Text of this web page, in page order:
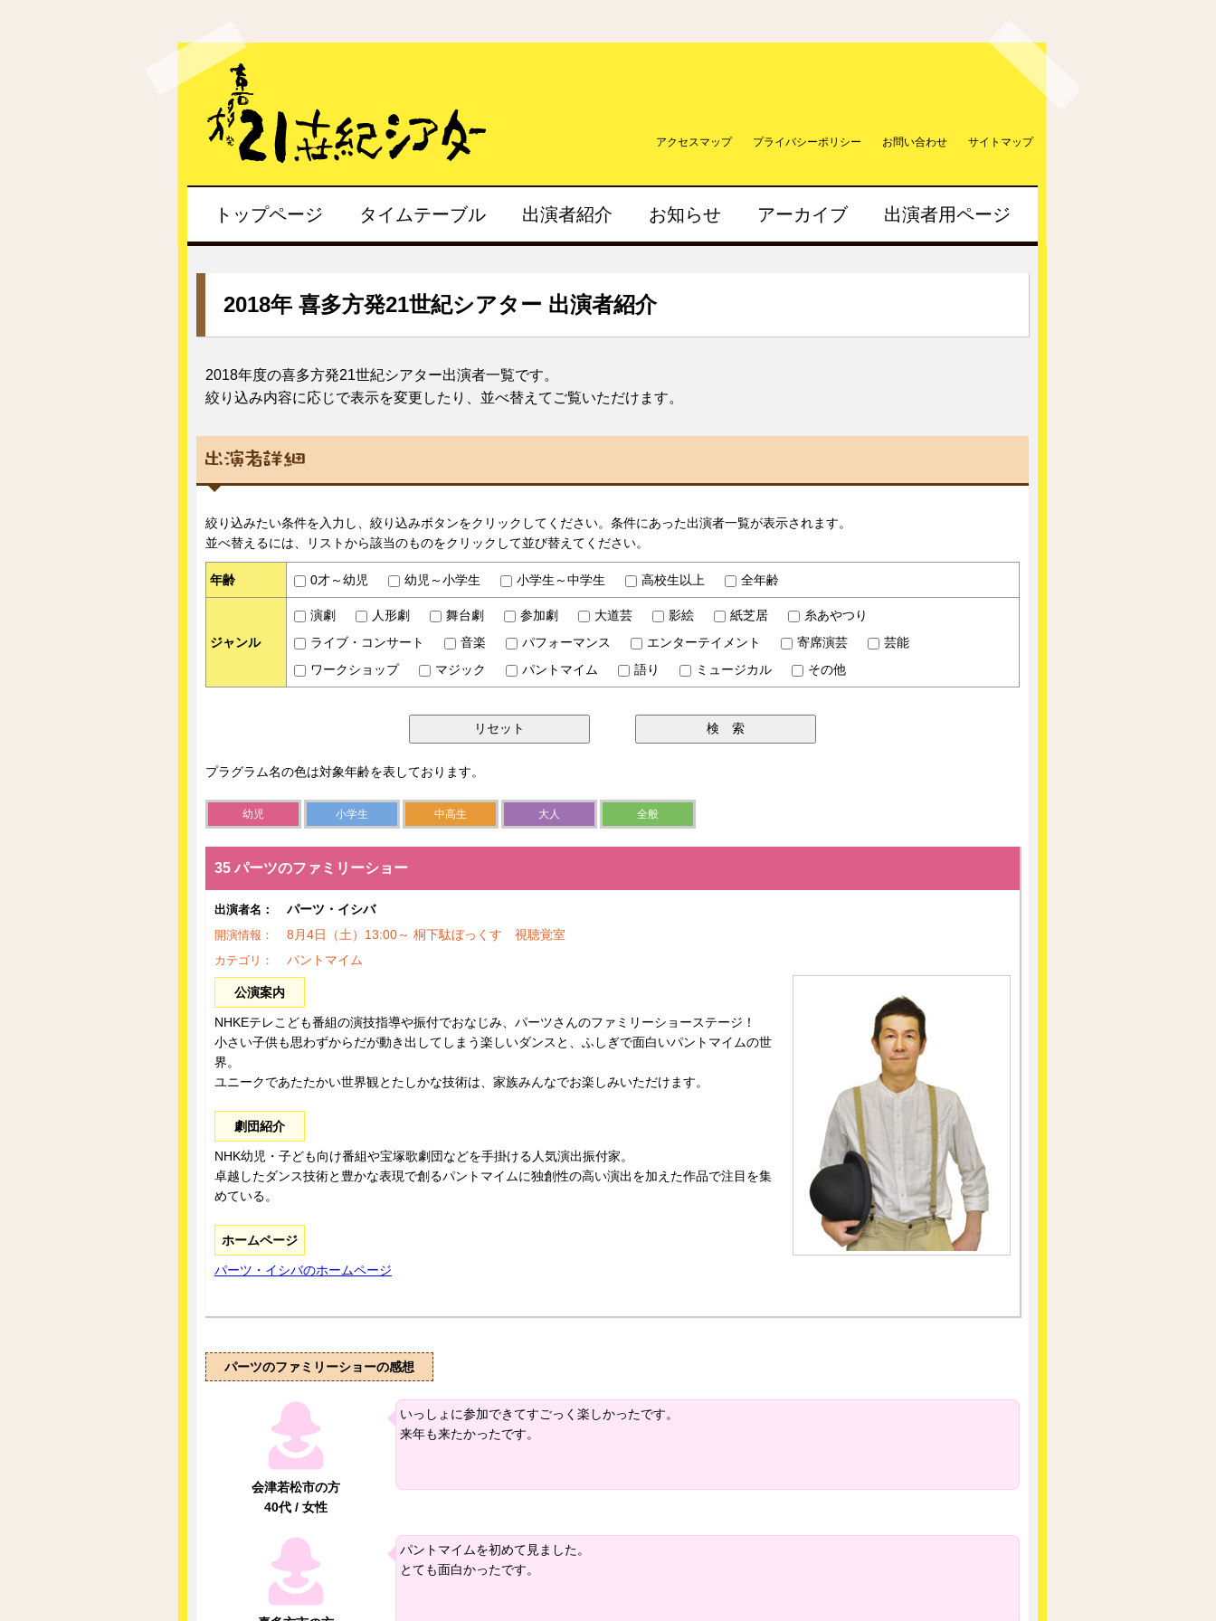
アクセスマップ プライバシーポリシー お問い合わせ サイトマップ
トップページ タイムテーブル 出演者紹介 お知らせ アーカイブ 出演者用ページ
2018年 喜多方発21世紀シアター 出演者紹介
2018年度の喜多方発21世紀シアター出演者一覧です。
絞り込み内容に応じで表示を変更したり、並べ替えてご覧いただけます。
絞り込みたい条件を入力し、絞り込みボタンをクリックしてください。条件にあった出演者一覧が表示されます。
並べ替えるには、リストから該当のものをクリックして並び替えてください。
年齢 0才～幼児 幼児～小学生 小学生～中学生 高校生以上 全年齢
ジャンル
演劇 人形劇 舞台劇 参加劇 大道芸 影絵 紙芝居
糸あやつり
ライブ・コンサート
音楽 パフォーマンス エンターテイメント 寄席演芸
芸能
ワークショップ
マジック パントマイム 語り ミュージカル その他
プラグラム名の色は対象年齢を表しております。
幼児 小学生 中高生 大人 全般
35 パーツのファミリーショー
出演者名： パーツ・イシバ
開演情報： 8月4日（土）13:00～ 桐下駄ぼっくす 視聴覚室
カテゴリ： パントマイム
公演案内
NHKEテレこども番組の演技指導や振付でおなじみ、パーツさんのファミリーショーステージ！
小さい子供も思わずからだが動き出してしまう楽しいダンスと、ふしぎで面白いパントマイムの世
界。
ユニークであたたかい世界観とたしかな技術は、家族みんなでお楽しみいただけます。
劇団紹介
NHK幼児・子ども向け番組や宝塚歌劇団などを手掛ける人気演出振付家。
卓越したダンス技術と豊かな表現で創るパントマイムに独創性の高い演出を加えた作品で注目を集
めている。
ホームページ
パーツ・イシバのホームページ
パーツのファミリーショーの感想
会津若松市の方
40代 / 女性
いっしょに参加できてすごっく楽しかったです。
来年も来たかったです。
パントマイムを初めて見ました。
とても面白かったです。